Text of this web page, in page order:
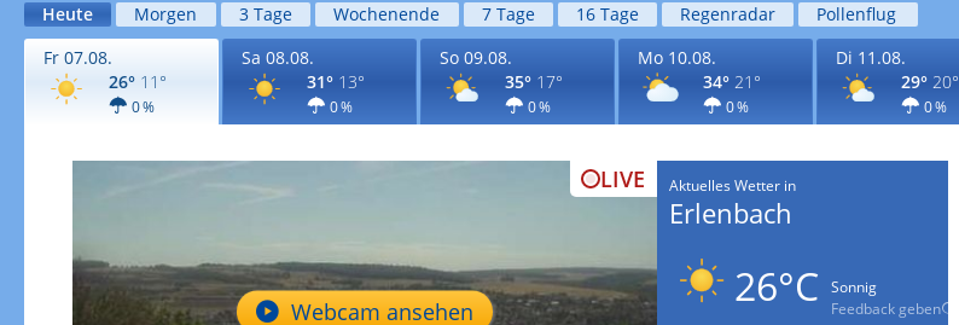
Heute Morgen 3 Tage Wochenende 7 Tage 16 Tage Regenradar Pollenflug
Fr 07.08.
26° 11°
0 %
Sa 08.08.
31° 13°
0 %
So 09.08.
35° 17°
0 %
Mo 10.08.
34° 21°
0 %
Di 11.08.
29° 20°
0 %
LIVE
Webcam ansehen
Aktuelles Wetter in
Erlenbach
26°C
Sonnig
Feedback geben